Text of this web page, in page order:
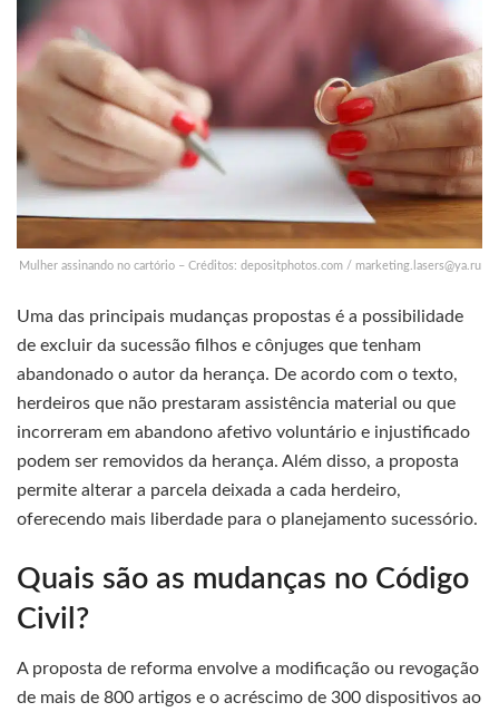
Mulher assinando no cartório – Créditos: depositphotos.com / marketing.lasers@ya.ru
Uma das principais mudanças propostas é a possibilidade
de excluir da sucessão filhos e cônjuges que tenham
abandonado o autor da herança. De acordo com o texto,
herdeiros que não prestaram assistência material ou que
incorreram em abandono afetivo voluntário e injustificado
podem ser removidos da herança. Além disso, a proposta
permite alterar a parcela deixada a cada herdeiro,
oferecendo mais liberdade para o planejamento sucessório.
Quais são as mudanças no Código
Civil?
A proposta de reforma envolve a modificação ou revogação
de mais de 800 artigos e o acréscimo de 300 dispositivos ao